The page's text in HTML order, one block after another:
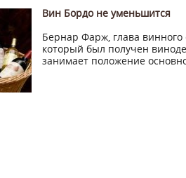
Вин Бордо не уменьшится
Бернар Фарж, глава винного
который был получен
занимает положение